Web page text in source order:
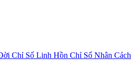
Chỉ Số Linh Hồn Chỉ Số Nhân Cách